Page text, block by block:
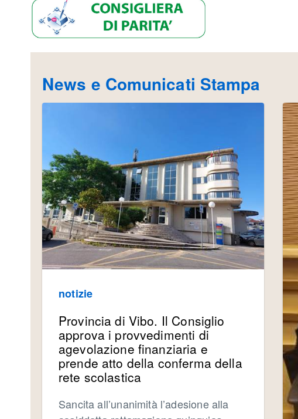
News e Comunicati Stampa
notizie
Provincia di Vibo. Il Consiglio
approva i provvedimenti di
agevolazione finanziaria e
prende atto della conferma della
rete scolastica
Sancita all’unanimità l’adesione alla